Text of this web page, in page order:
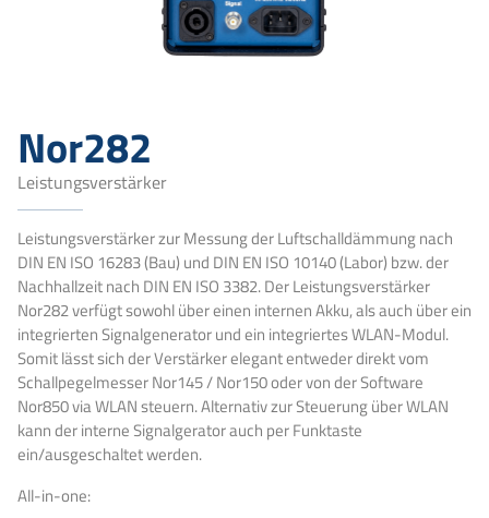
Nor282
Leistungsverstärker
Leistungsverstärker zur Messung der Luftschalldämmung nach
DIN EN ISO 16283 (Bau) und DIN EN ISO 10140 (Labor) bzw. der
Nachhallzeit nach DIN EN ISO 3382. Der Leistungsverstärker
Nor282 verfügt sowohl über einen internen Akku, als auch über ein
integrierten Signalgenerator und ein integriertes WLAN-Modul.
Somit lässt sich der Verstärker elegant entweder direkt vom
Schallpegelmesser Nor145 / Nor150 oder von der Software
Nor850 via WLAN steuern. Alternativ zur Steuerung über WLAN
kann der interne Signalgerator auch per Funktaste
ein/ausgeschaltet werden.
All-in-one: